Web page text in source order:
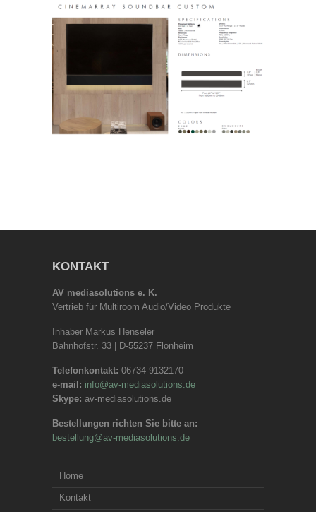
KONTAKT
AV mediasolutions e. K.
Vertrieb für Multiroom Audio/Video Produkte
Inhaber Markus Henseler
Bahnhofstr. 33 | D-55237 Flonheim
Telefonkontakt: 06734-9132170
e-mail: info@av-mediasolutions.de
Skype: av-mediasolutions.de
Bestellungen richten Sie bitte an:
bestellung@av-mediasolutions.de
Home
Kontakt